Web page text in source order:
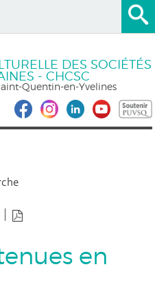
DES SOCIÉTÉS
- CHCSC
Quentin-en-Yvelines
en